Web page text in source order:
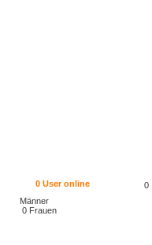
0User online
0
Männer
0 Frauen